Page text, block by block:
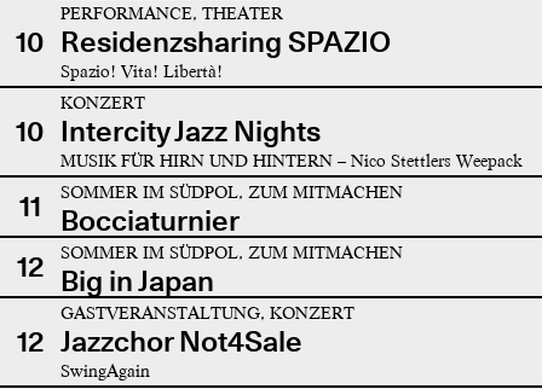
10
PERFORMANCE, THEATER
Residenzsharing SPAZIO
Spazio! Vita! Libertà!
10
KONZERT
Intercity Jazz Nights
MUSIK FÜR HIRN UND HINTERN – Nico Stettlers Weepack
11 SOMMER IM SÜDPOL, ZUM MITMACHEN
Bocciaturnier
12
SOMMER IM SÜDPOL, ZUM MITMACHEN
Big in Japan
12
GASTVERANSTALTUNG, KONZERT
Jazzchor Not4Sale
SwingAgain